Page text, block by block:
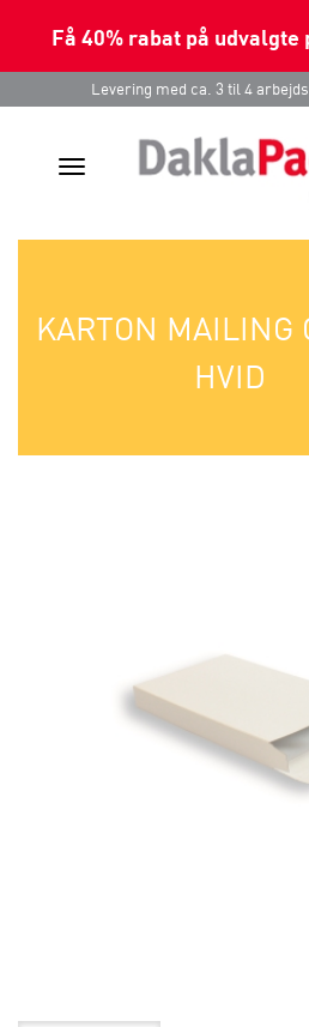
Få 40% rabat på udvalgte
Levering med ca. 3 til 4
Toggle
KARTON MAILING
HVID